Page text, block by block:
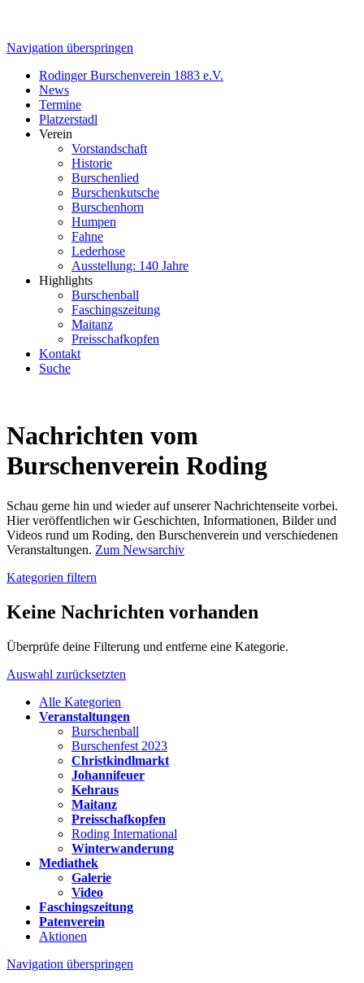
Navigation überspringen
Rodinger Burschenverein 1883 e.V.
News
Termine
Platzerstadl
Verein
Vorstandschaft
Historie
Burschenlied
Burschenkutsche
Burschenhorn
Humpen
Fahne
Lederhose
Ausstellung: 140 Jahre
Highlights
Burschenball
Faschingszeitung
Maitanz
Preisschafkopfen
Kontakt
Suche
Nachrichten vom
Burschenverein Roding
Schau gerne hin und wieder auf unserer Nachrichtenseite vorbei.
Hier veröffentlichen wir Geschichten, Informationen, Bilder und
Videos rund um Roding, den Burschenverein und verschiedenen
Veranstaltungen. Zum Newsarchiv
Kategorien filtern
Keine Nachrichten vorhanden
Überprüfe deine Filterung und entferne eine Kategorie.
Auswahl zurücksetzten
Alle Kategorien
Veranstaltungen
Burschenball
Burschenfest 2023
Christkindlmarkt
Johannifeuer
Kehraus
Maitanz
Preisschafkopfen
Roding International
Winterwanderung
Mediathek
Galerie
Video
Faschingszeitung
Patenverein
Aktionen
Navigation überspringen